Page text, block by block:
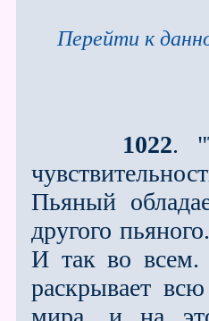
Перейти к
1022.
Пьяный
другого
И так во всем.
раскрывает